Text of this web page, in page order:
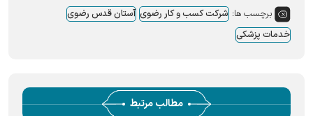
برچسب ها: شرکت کسب و کار رضوی آستان قدس رضوی
خدمات پزشکی
مطالب مرتبط